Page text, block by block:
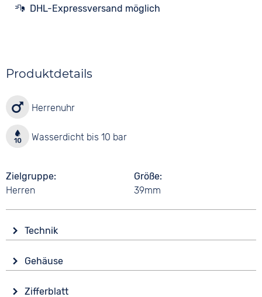
DHL-Expressversand möglich
Produktdetails
Herrenuhr
Wasserdicht bis 10 bar
Zielgruppe
Herren
Größe
39mm
Technik
Batterie (Quarz)
Wasserdicht
Gehäuse
Zifferblatt